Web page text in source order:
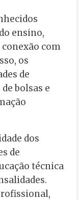
ensino,
com
os
de
bolsas e
dos
de
técnica